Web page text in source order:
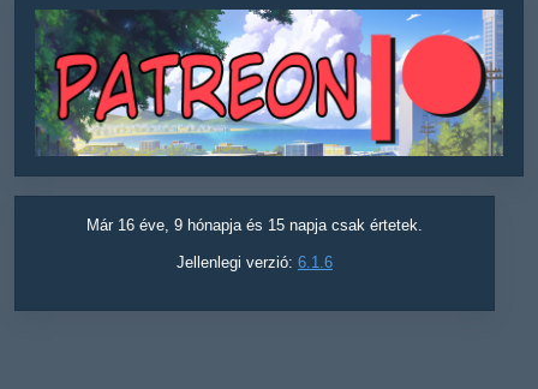
Már 16 éve, 9 hónapja és 15 napja csak értetek.
Jellenlegi verzió: 6.1.6